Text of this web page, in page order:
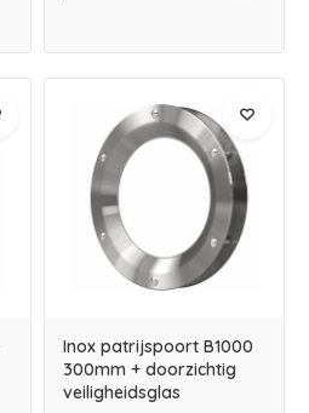
Inox patrijspoort B1000
300mm + doorzichtig
veiligheidsglas